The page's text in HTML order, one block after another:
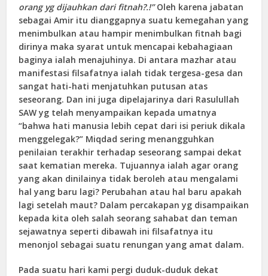
orang yg dijauhkan dari fitnah?.!”Oleh karena jabatan
sebagai Amir itu dianggapnya suatu kemegahan yang
menimbulkan atau hampir menimbulkan fitnah bagi
dirinya maka syarat untuk mencapai kebahagiaan
baginya ialah menajuhinya. Di antara mazhar atau
manifestasi filsafatnya ialah tidak tergesa-gesa dan
sangat hati-hati menjatuhkan putusan atas
seseorang. Dan ini juga dipelajarinya dari Rasulullah
SAW yg telah menyampaikan kepada umatnya
“bahwa hati manusia lebih cepat dari isi periuk dikala
menggelegak?” Miqdad sering menangguhkan
penilaian terakhir terhadap seseorang sampai dekat
saat kematian mereka. Tujuannya ialah agar orang
yang akan dinilainya tidak beroleh atau mengalami
hal yang baru lagi? Perubahan atau hal baru apakah
lagi setelah maut? Dalam percakapan yg disampaikan
kepada kita oleh salah seorang sahabat dan teman
sejawatnya seperti dibawah ini filsafatnya itu
menonjol sebagai suatu renungan yang amat dalam.
Pada suatu hari kami pergi duduk-duduk dekat